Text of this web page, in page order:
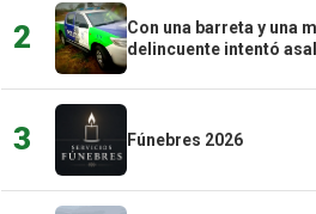
2
Con una barreta y una
delincuente intentó
3 Fúnebres 2026